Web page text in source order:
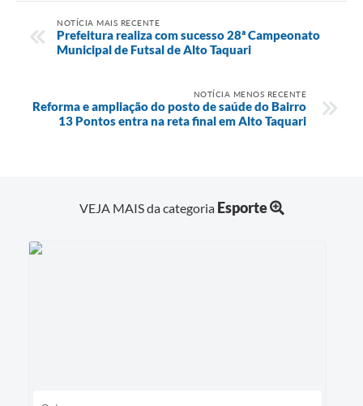
NOTÍCIA MAIS RECENTE
Prefeitura realiza com sucesso 28ª Campeonato
Municipal de Futsal de Alto Taquari
NOTÍCIA MENOS RECENTE
Reforma e ampliação do posto de saúde do Bairro
13 Pontos entra na reta final em Alto Taquari
VEJA MAIS da categoria Esporte